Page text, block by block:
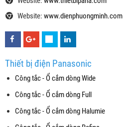
Website: www.dienphuongminh.com
Thiết bị điện Panasonic
Công tắc - Ổ cắm dòng Wide
Công tắc - Ổ cắm dòng Full
Công tắc - Ổ cắm dòng Halumie